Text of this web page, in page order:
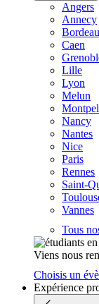
Angers
Annecy
Caen
Lille
Lyon
Melun
Nancy
Nantes
Nice
Paris
Rennes
Saint-
Vannes
Tous
Viens nous
Choisis un
Expérience